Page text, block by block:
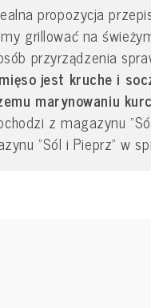
propozycja
grillować na
przyrządzenia
jest kruche i
marynowaniu
z magazynu
"Sól i Pieprz" w